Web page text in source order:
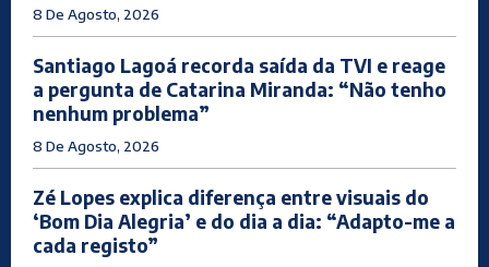
8 De Agosto, 2026
Santiago Lagoá recorda saída da TVI e reage
a pergunta de Catarina Miranda: “Não tenho
nenhum problema”
8 De Agosto, 2026
Zé Lopes explica diferença entre visuais do
‘Bom Dia Alegria’ e do dia a dia: “Adapto-me a
cada registo”